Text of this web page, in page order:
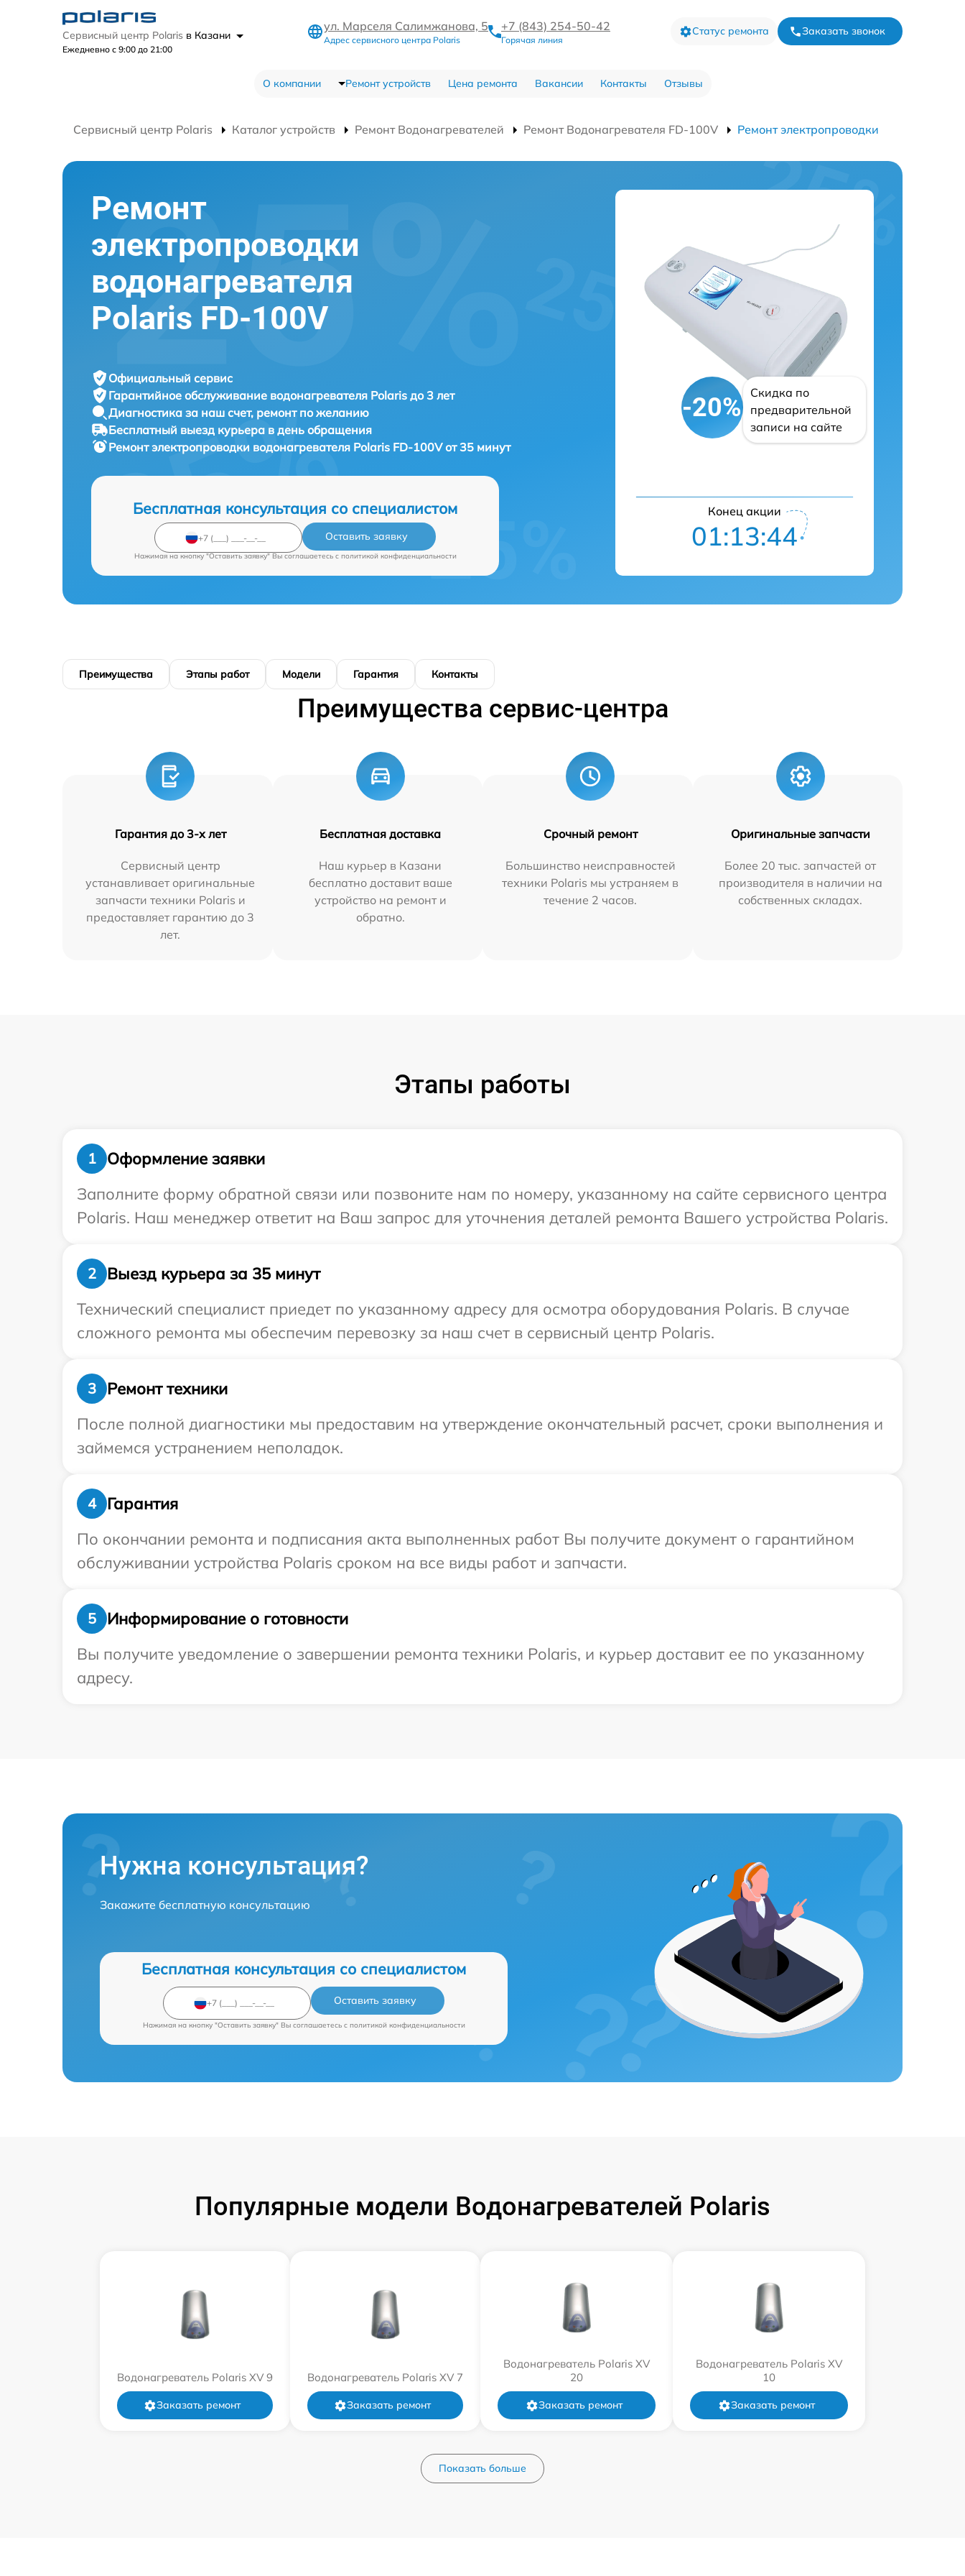
Сервисный центр Polaris в Казани
Ежедневно с 9:00 до 21:00
ул. Марселя Салимжанова, 5
Адрес сервисного центра Polaris
+7 (843) 254-50-42
Горячая линия
Статус ремонта Заказать звонок
О компании Ремонт устройств Цена ремонта Вакансии Контакты Отзывы
Сервисный центр Polaris Каталог устройств Ремонт Водонагревателей Ремонт Водонагревателя FD-100V Ремонт электропроводки
Ремонт
электропроводки
водонагревателя
Polaris FD-100V
Официальный сервис
Гарантийное обслуживание водонагревателя Polaris до 3 лет
Диагностика за наш счет, ремонт по желанию
Бесплатный выезд курьера в день обращения
Ремонт электропроводки водонагревателя Polaris FD-100V от 35 минут
Бесплатная консультация со специалистом
Оставить заявку
Нажимая на кнопку "Оставить заявку" Вы соглашаетесь c политикой конфиденциальности
-20%
Скидка по
предварительной
записи на сайте
Конец акции
01:13:43
Преимущества Этапы работ Модели Гарантия Контакты
Преимущества сервис-центра
Гарантия до 3-х лет
Сервисный центр
устанавливает оригинальные
запчасти техники Polaris и
предоставляет гарантию до 3
лет.
Бесплатная доставка
Наш курьер в Казани
бесплатно доставит ваше
устройство на ремонт и
обратно.
Срочный ремонт
Большинство неисправностей
техники Polaris мы устраняем в
течение 2 часов.
Оригинальные запчасти
Более 20 тыс. запчастей от
производителя в наличии на
собственных складах.
Этапы работы
1
Оформление заявки
Заполните форму обратной связи или позвоните нам по номеру, указанному на сайте сервисного центра
Polaris. Наш менеджер ответит на Ваш запрос для уточнения деталей ремонта Вашего устройства Polaris.
2
Выезд курьера за 35 минут
Технический специалист приедет по указанному адресу для осмотра оборудования Polaris. В случае
сложного ремонта мы обеспечим перевозку за наш счет в сервисный центр Polaris.
3
Ремонт техники
После полной диагностики мы предоставим на утверждение окончательный расчет, сроки выполнения и
займемся устранением неполадок.
4
Гарантия
По окончании ремонта и подписания акта выполненных работ Вы получите документ о гарантийном
обслуживании устройства Polaris сроком на все виды работ и запчасти.
5
Информирование о готовности
Вы получите уведомление о завершении ремонта техники Polaris, и курьер доставит ее по указанному
адресу.
Нужна консультация?
Закажите бесплатную консультацию
Бесплатная консультация со специалистом
Оставить заявку
Нажимая на кнопку "Оставить заявку" Вы соглашаетесь c политикой конфиденциальности
Популярные модели Водонагревателей Polaris
Водонагреватель Polaris XV 9
Заказать ремонт
Водонагреватель Polaris XV 7
Заказать ремонт
Водонагреватель Polaris XV
20
Заказать ремонт
Водонагреватель Polaris XV
10
Заказать ремонт
Показать больше